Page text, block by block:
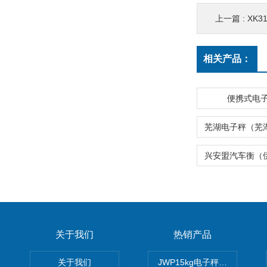
上一篇 :
相关产品：
便携式电
关于我们
关于我们
热销产品
JWP15kg电子秤价格,15公